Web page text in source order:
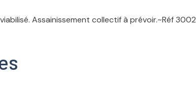
Assainissement collectif à prévoir.~Réf 3002